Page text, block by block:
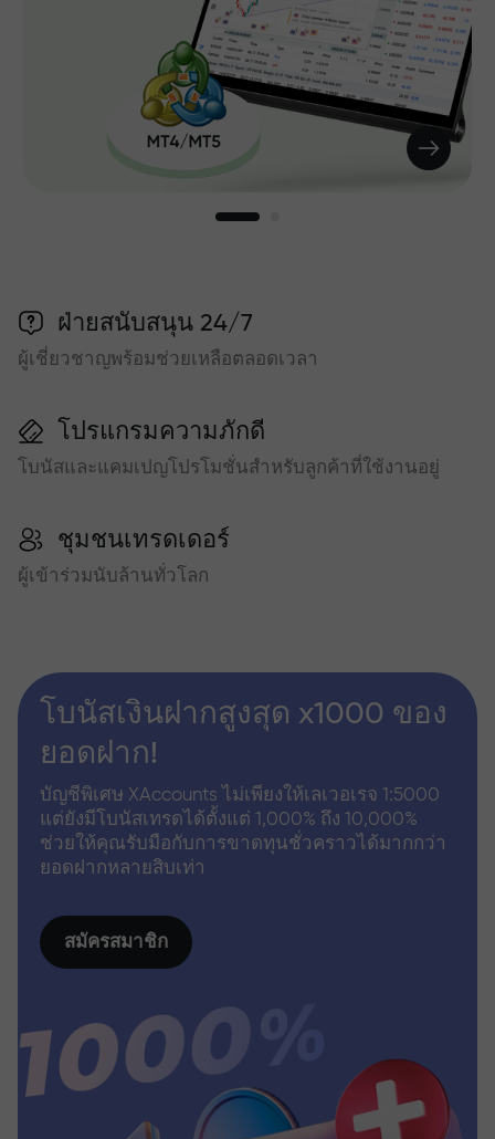
ฝ่ายสนับสนุน 24/7
ผู้เชี่ยวชาญพร้อมช่วยเหลือตลอดเวลา
โปรแกรมความภักดี
โบนัสและแคมเปญโปรโมชั่นสำหรับลูกค้าที่ใช้งานอยู่
ชุมชนเทรดเดอร์
ผู้เข้าร่วมนับล้านทั่วโลก
โบนัสเงินฝากสูงสุด x1000 ของ
ยอดฝาก!
บัญชีพิเศษ XAccounts ไม่เพียงให้เลเวอเรจ 1:5000
แต่ยังมีโบนัสเทรดได้ตั้งแต่ 1,000% ถึง 10,000%
ช่วยให้คุณรับมือกับการขาดทุนชั่วคราวได้มากกว่า
ยอดฝากหลายสิบเท่า
สมัครสมาชิก